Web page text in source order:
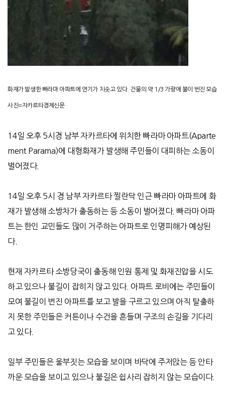
화재가 발생한 빠라마 아파트에 연기가 치솟고 있다. 건물의 약 1/3 가량에 불이 번진 모습
사진=자카르타경제신문
14일 오후 5시경 남부 자카르타에 위치한 빠라마 아파트(Aparte
ment Parama)에 대형화재가 발생해 주민들이 대피하는 소동이
벌어졌다.
14일 오후 5시 경 남부 자카르타 찔란닥 인근 빠라마 아파트에 화
재가 발생해 소방차가 출동하는 등 소동이 벌어졌다. 빠라마 아파
트는 한인 교민들도 많이 거주하는 아파트로 인명피해가 예상된
다.
현재 자카르타 소방당국이 출동해 인원 통제 및 화재진압을 시도
하고 있으나 불길이 잡히지 않고 있다. 아파트 로비에는 주민들이
모여 불길이 번진 아파트를 보고 발을 구르고 있으며 아직 탈출하
지 못한 주민들은 커튼이나 수건을 흔들며 구조의 손길을 기다리
고 있다.
일부 주민들은 울부짓는 모습을 보이며 바닥에 주저앉는 등 안타
까운 모습을 보이고 있으나 불길은 쉽사리 잡히지 않는 모습이다.